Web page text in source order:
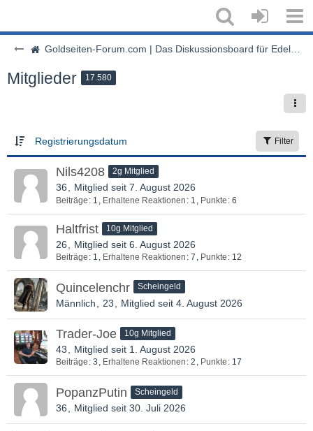
Goldseiten-Forum.com | Das Diskussionsboard für Edelmetalle & Rohstoffe
Mitglieder 17.580
Registrierungsdatum Filter
Nils4208 2g Mitglied
36 Mitglied seit 7. August 2026
Beiträge 1 Erhaltene Reaktionen 1 Punkte 6
Haltfrist 10g Mitglied
26 Mitglied seit 6. August 2026
Beiträge 1 Erhaltene Reaktionen 7 Punkte 12
Quincelenchr Scheingeld
Männlich 23 Mitglied seit 4. August 2026
Trader-Joe 10g Mitglied
43 Mitglied seit 1. August 2026
Beiträge 3 Erhaltene Reaktionen 2 Punkte 17
PopanzPutin Scheingeld
36 Mitglied seit 30. Juli 2026